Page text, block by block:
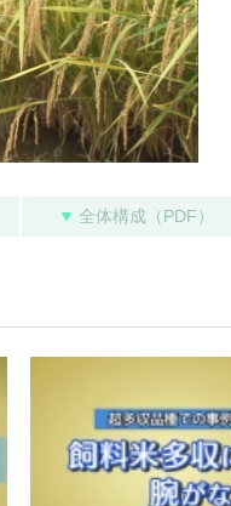
▼ 全体構成（PDF）